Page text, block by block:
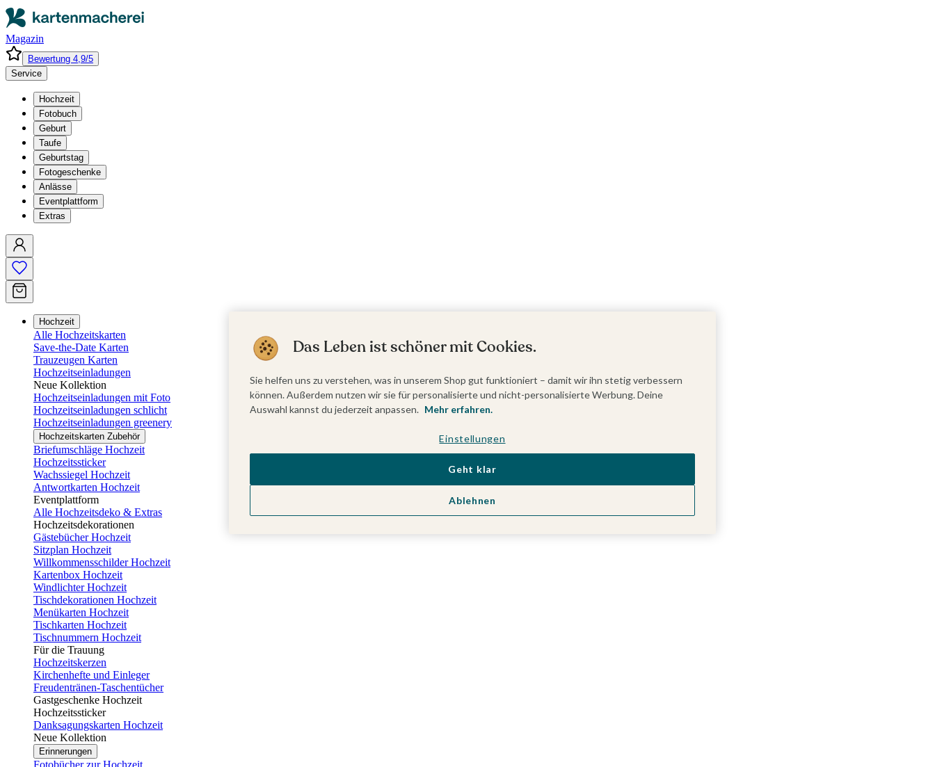
Magazin
Bewertung 4,9/5
Service
Hochzeit
Fotobuch
Geburt
Taufe
Geburtstag
Fotogeschenke
Anlässe
Eventplattform
Extras
Hochzeit
Alle Hochzeitskarten
Save-the-Date Karten
Trauzeugen Karten
Hochzeitseinladungen
Neue Kollektion
Hochzeitseinladungen mit Foto
Hochzeitseinladungen schlicht
Hochzeitseinladungen greenery
Hochzeitskarten Zubehör
Briefumschläge Hochzeit
Hochzeitssticker
Wachssiegel Hochzeit
Antwortkarten Hochzeit
Eventplattform
Alle Hochzeitsdeko & Extras
Hochzeitsdekorationen
Gästebücher Hochzeit
Sitzplan Hochzeit
Willkommensschilder Hochzeit
Kartenbox Hochzeit
Windlichter Hochzeit
Tischdekorationen Hochzeit
Menükarten Hochzeit
Tischkarten Hochzeit
Tischnummern Hochzeit
Für die Trauung
Hochzeitskerzen
Kirchenhefte und Einleger
Freudentränen-Taschentücher
Gastgeschenke Hochzeit
Hochzeitssticker
Danksagungskarten Hochzeit
Neue Kollektion
Erinnerungen
Fotobücher zur Hochzeit
Das Leben ist schöner mit Cookies.
Sie helfen uns zu verstehen, was in unserem Shop gut funktioniert – damit wir ihn stetig verbessern
können. Außerdem nutzen wir sie für personalisierte und nicht-personalisierte Werbung. Deine
Auswahl kannst du jederzeit anpassen. Mehr erfahren.
Einstellungen
Ablehnen
Geht klar